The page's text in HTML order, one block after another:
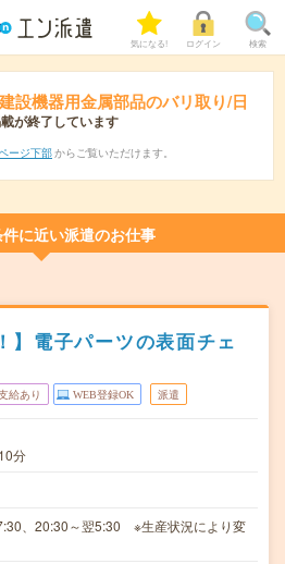
気になる! ログイン 検索
設機器用金属部品のバリ取り/日
が終了しています
ージ下部 からご覧いただけます。
に近い派遣のお仕事
】電子パーツの表面チェ
給あり WEB登録OK 派遣
分
、20:30～翌5:30 ※生産状況により変